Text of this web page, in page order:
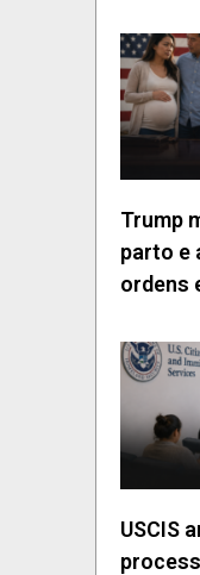
Trump
parto e
ordens
USCIS